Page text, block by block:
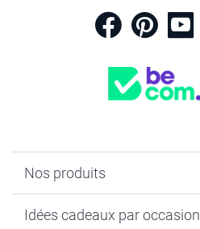
Nos produits
Cadeaux photo
Idées cadeaux par occasion